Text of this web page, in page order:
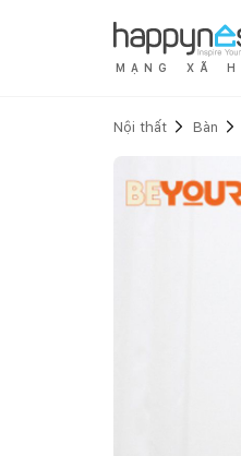
M Ạ N G X Ã H
Nội thất Bàn